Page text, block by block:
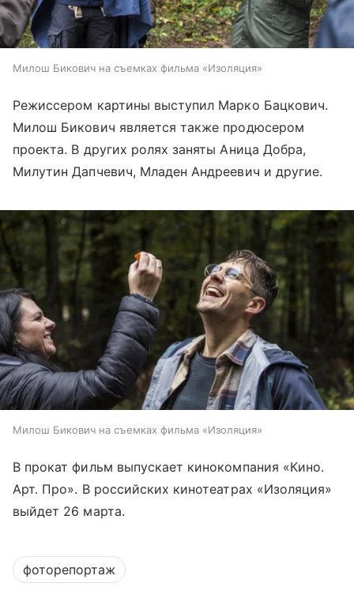
Милош Бикович на съемках фильма «Изоляция»
Режиссером картины выступил Марко Бацкович.
Милош Бикович является также продюсером
проекта. В других ролях заняты Аница Добра,
Милутин Дапчевич, Младен Андреевич и другие.
Милош Бикович на съемках фильма «Изоляция»
В прокат фильм выпускает кинокомпания «Кино.
Арт. Про». В российских кинотеатрах «Изоляция»
выйдет 26 марта.
фоторепортаж